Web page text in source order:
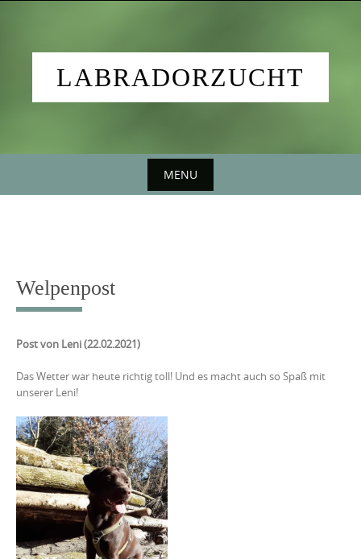
content
LABRADORZUCHT
MENU
Welpenpost
Post von Leni (22.02.2021)
Das Wetter war heute richtig toll! Und es macht auch so Spaß mit
unserer Leni!